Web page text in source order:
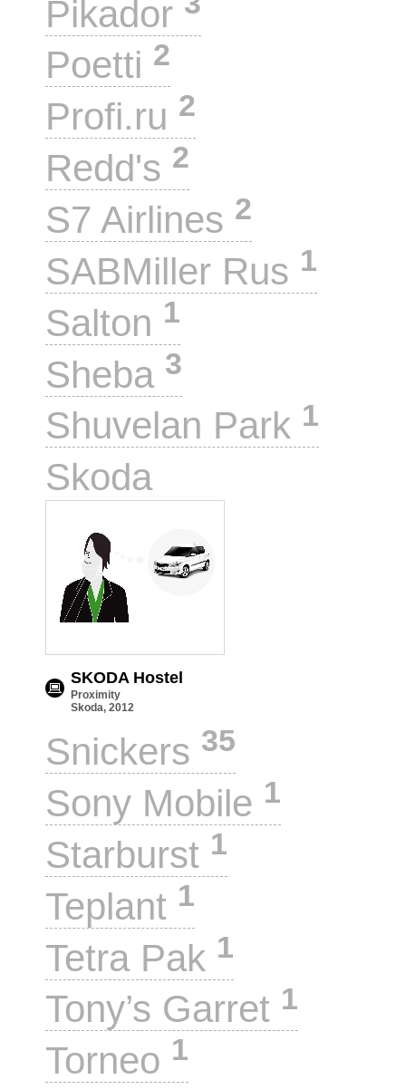
Pikador
Poetti 2
Profi.ru 2
Redd's 2
S7 Airlines 2
SABMiller Rus 1
Salton 1
Sheba 3
Shuvelan Park 1
Skoda
SKODA Hostel
Proximity
Skoda, 2012
Snickers 35
Sony Mobile 1
Starburst 1
Teplant 1
Tetra Pak 1
Tony’s Garret 1
Torneo 1